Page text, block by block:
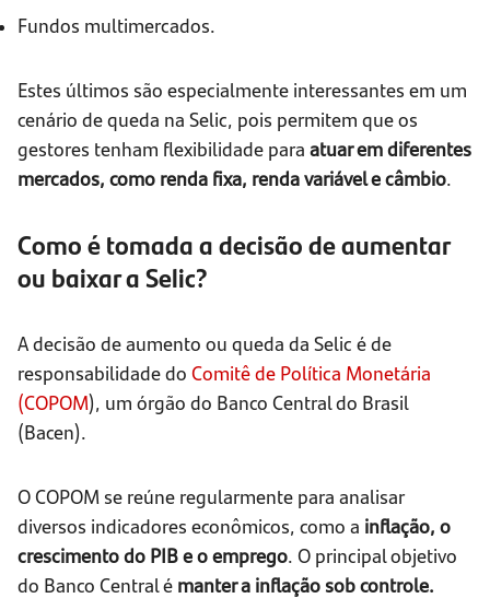
Fundos multimercados.
Estes últimos são especialmente interessantes em um
cenário de queda na Selic, pois permitem que os
gestores tenham flexibilidade para atuar em diferentes
mercados, como renda fixa, renda variável e câmbio.
Como é tomada a decisão de aumentar
ou baixar a Selic?
A decisão de aumento ou queda da Selic é de
responsabilidade do Comitê de Política Monetária
(COPOM), um órgão do Banco Central do Brasil
(Bacen).
O COPOM se reúne regularmente para analisar
diversos indicadores econômicos, como a inflação, o
crescimento do PIB e o emprego. O principal objetivo
do Banco Central é manter a inflação sob controle.